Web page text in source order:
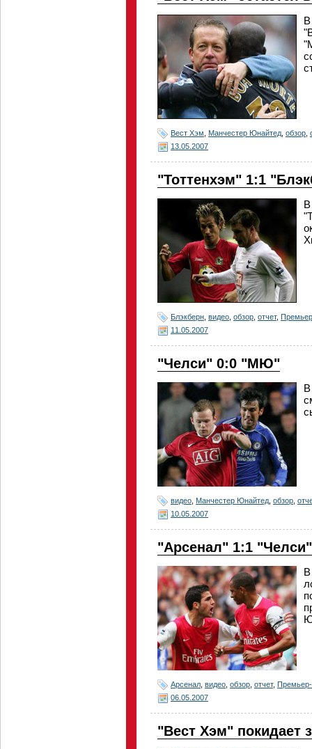
В
Вест Хэм Манчестер Юнайтед обзор
13.05.2007
"Тоттенхэм" 1:1
В
Блэкберн видео обзор отчет,
11.05.2007
"Челси" 0:0 "МЮ"
В
видео Манчестер Юнайтед обзор
10.05.2007
"Арсенал" 1:1 "Челси"
В
Арсенал видео обзор отчет, Премьер-
06.05.2007
"Вест Хэм" покидает